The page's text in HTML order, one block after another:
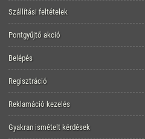
Szállítási feltételek
Pontgyűjtő akció
Belépés
Regisztráció
Reklamáció kezelés
Gyakran ismételt kérdések